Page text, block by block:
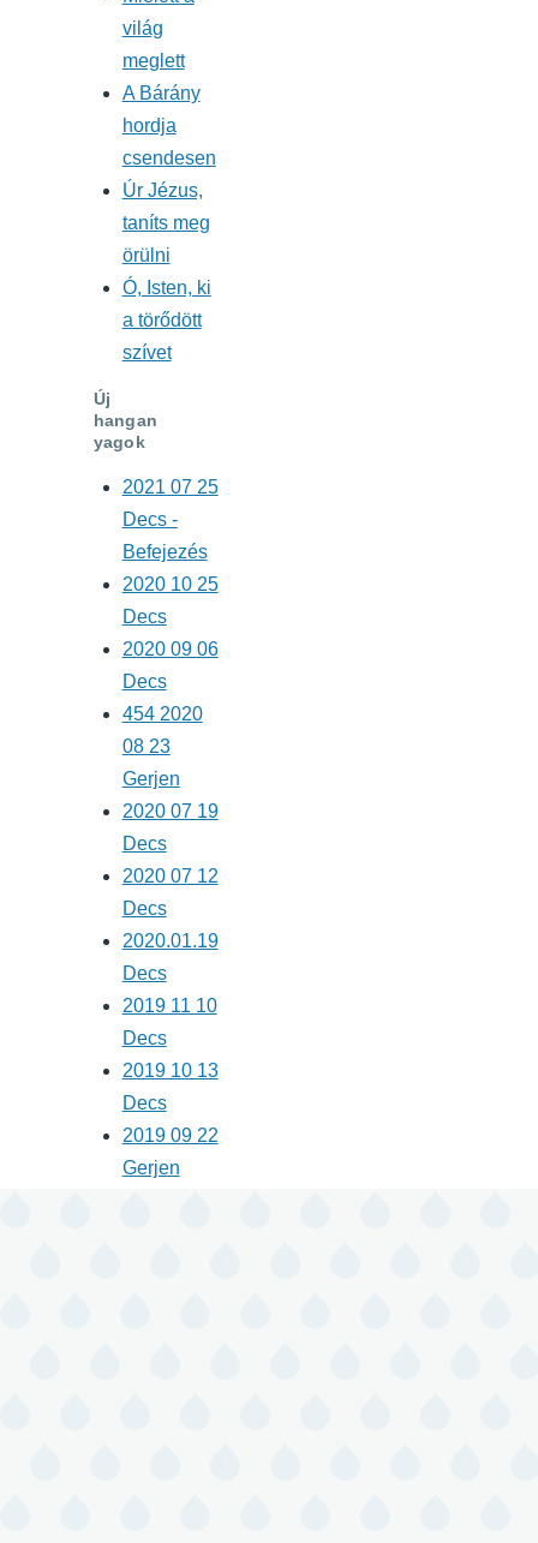
világ
meglett
A Bárány
hordja
csendesen
Úr Jézus,
taníts meg
örülni
Ó, Isten, ki
a törődött
szívet
Új
hangan
yagok
2021 07 25
Decs -
Befejezés
2020 10 25
Decs
2020 09 06
Decs
454 2020
08 23
Gerjen
2020 07 19
Decs
2020 07 12
Decs
2020.01.19
Decs
2019 11 10
Decs
2019 10 13
Decs
2019 09 22
Gerjen